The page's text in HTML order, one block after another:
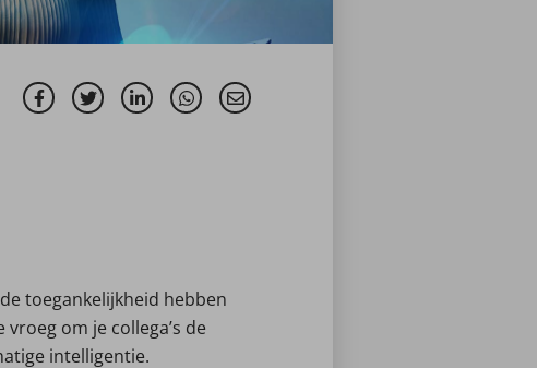
toegankelijkheid hebben
om je collega’s de
intelligentie.